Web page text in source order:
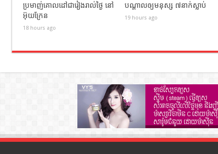
ប្រមាញ់គោលដៅជារៀងរាល់ថ្ងៃ នៅ
អ៊ុយក្រែន
18 hours ago
បណ្តាលឲ្យមនុស្ស ៧នាក់ស្លាប់
19 hours ago